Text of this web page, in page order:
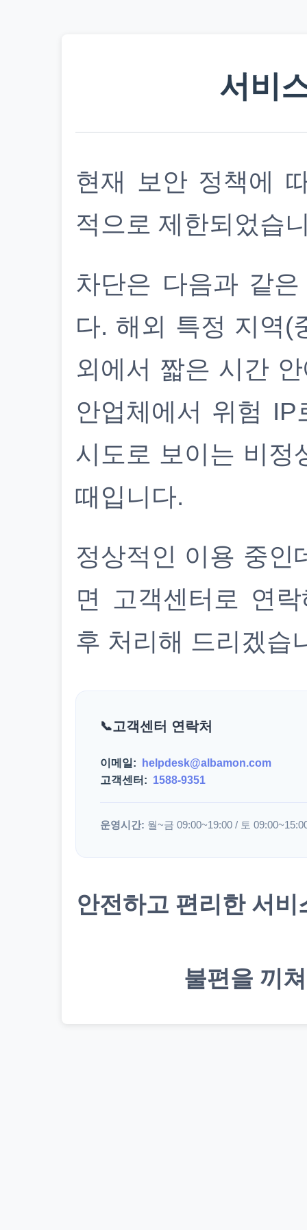
서비
현재 보안 정책에
적으로 제한되었습
차단은 다음과 같
다. 해외 특정 지역(
외에서 짧은 시간
안업체에서 위험
시도로 보이는 비정
때입니다.
정상적인 이용 중인
면 고객센터로 연
후 처리해 드리겠습
고객센터 연락처
이메일:
helpdesk@albamon.com
고객센터: 1588-9351
운영시간: 월~금 09:00~19:00 / 토
안전하고 편리한 서
불편을 끼